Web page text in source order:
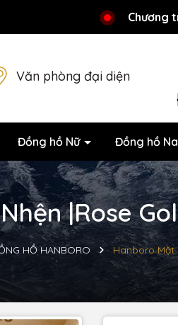
Chào
Chương
Văn phòng đại diện
Đồng hồ Nữ Đồng hồ
|Rose
HỒ HANBORO Hanboro Mặt